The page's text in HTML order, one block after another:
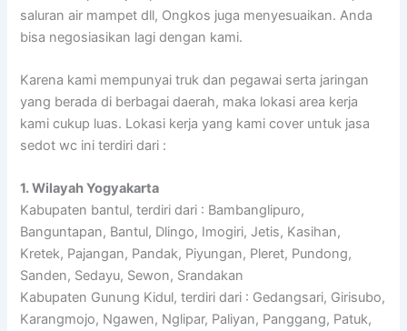
saluran air mampet dll, Ongkos juga menyesuaikan. Anda
bisa negosiasikan lagi dengan kami.
Karena kami mempunyai truk dan pegawai serta jaringan
yang berada di berbagai daerah, maka lokasi area kerja
kami cukup luas. Lokasi kerja yang kami cover untuk jasa
sedot wc ini terdiri dari :
1. Wilayah Yogyakarta
Kabupaten bantul, terdiri dari : Bambanglipuro,
Banguntapan, Bantul, Dlingo, Imogiri, Jetis, Kasihan,
Kretek, Pajangan, Pandak, Piyungan, Pleret, Pundong,
Sanden, Sedayu, Sewon, Srandakan
Kabupaten Gunung Kidul, terdiri dari : Gedangsari, Girisubo,
Karangmojo, Ngawen, Nglipar, Paliyan, Panggang, Patuk,